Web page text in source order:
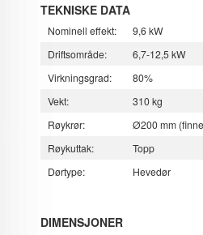
TEKNISKE DATA
Nominell effekt:
9,6 kW
Driftsområde:
6,7-12,5 kW
Virkningsgrad:
80%
Vekt:
310 kg
Røykrør:
Ø200 mm
Røykuttak:
Topp
Dørtype:
Hevedør
DIMENSJONER